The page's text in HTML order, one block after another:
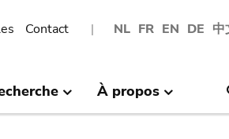
NL FR EN DE 中
Contact
À propos